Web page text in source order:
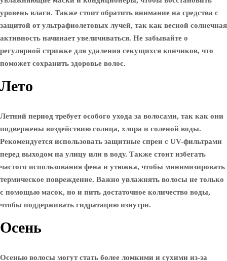
уровень влаги. Также стоит обратить внимание на средства с
защитой от ультрафиолетовых лучей, так как весной солнечная
активность начинает увеличиваться. Не забывайте о
регулярной стрижке для удаления секущихся кончиков, что
поможет сохранить здоровье волос.
Лето
Летний период требует особого ухода за волосами, так как они
подвержены воздействию солнца, хлора и соленой воды.
Рекомендуется использовать защитные спреи с UV-фильтрами
перед выходом на улицу или в воду. Также стоит избегать
частого использования фена и утюжка, чтобы минимизировать
термическое повреждение. Важно увлажнять волосы не только
с помощью масок, но и пить достаточное количество воды,
чтобы поддерживать гидратацию изнутри.
Осень
Осенью волосы могут стать более ломкими и сухими из-за